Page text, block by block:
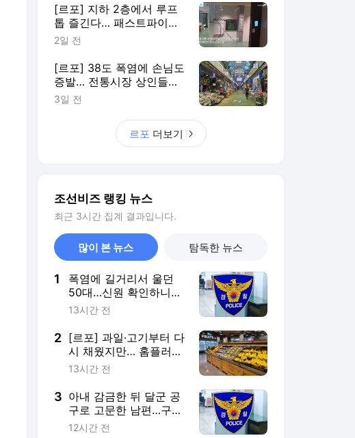
[르포] 지하 2층에서 루프
톱 즐긴다… 패스트파이브,
성수 연무장점 공개
2일 전
[르포] 38도 폭염에 손님도
증발… 전통시장 상인들의
여름 생존기
3일 전
르포 더보기
조선비즈 랭킹 뉴스
최근 3시간 집계 결과입니다.
많이 본 뉴스 탐독한 뉴스
1
폭염에 길거리서 울던
50대…신원 확인하니
30년 전 실종자였다
13시간 전
2 [르포] 과일·고기부터 다
시 채웠지만… 홈플러스
가오픈 첫날 입고율
13시간 전
3 아내 감금한 뒤 달군 공
구로 고문한 남편…구속
기로
12시간 전